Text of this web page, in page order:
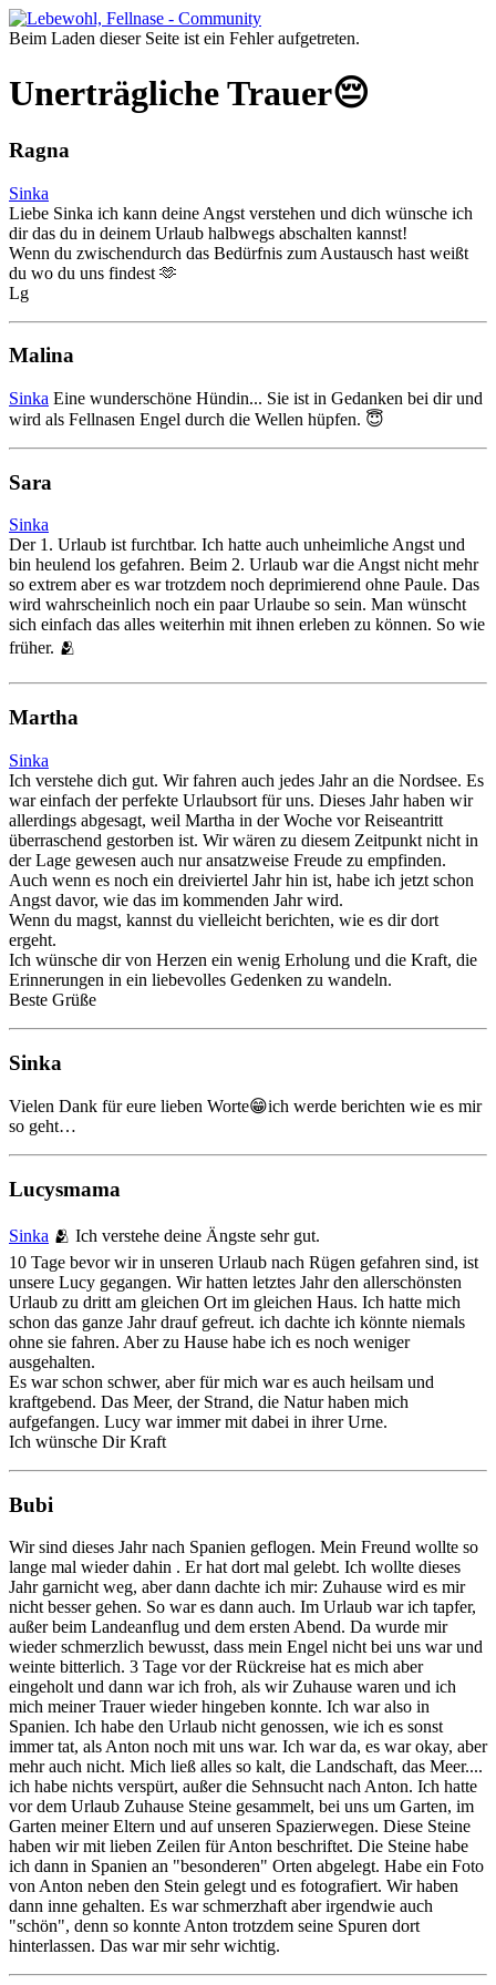
Beim Laden dieser Seite ist ein Fehler aufgetreten.
Unerträgliche Trauer😔
Ragna
Sinka
Liebe Sinka ich kann deine Angst verstehen und dich wünsche ich
dir das du in deinem Urlaub halbwegs abschalten kannst!
Wenn du zwischendurch das Bedürfnis zum Austausch hast weißt
du wo du uns findest 🫶
Lg
Malina
Sinka Eine wunderschöne Hündin... Sie ist in Gedanken bei dir und
wird als Fellnasen Engel durch die Wellen hüpfen. 😇
Sara
Sinka
Der 1. Urlaub ist furchtbar. Ich hatte auch unheimliche Angst und
bin heulend los gefahren. Beim 2. Urlaub war die Angst nicht mehr
so extrem aber es war trotzdem noch deprimierend ohne Paule. Das
wird wahrscheinlich noch ein paar Urlaube so sein. Man wünscht
sich einfach das alles weiterhin mit ihnen erleben zu können. So wie
früher. 🫂
Martha
Sinka
Ich verstehe dich gut. Wir fahren auch jedes Jahr an die Nordsee. Es
war einfach der perfekte Urlaubsort für uns. Dieses Jahr haben wir
allerdings abgesagt, weil Martha in der Woche vor Reiseantritt
überraschend gestorben ist. Wir wären zu diesem Zeitpunkt nicht in
der Lage gewesen auch nur ansatzweise Freude zu empfinden.
Auch wenn es noch ein dreiviertel Jahr hin ist, habe ich jetzt schon
Angst davor, wie das im kommenden Jahr wird.
Wenn du magst, kannst du vielleicht berichten, wie es dir dort
ergeht.
Ich wünsche dir von Herzen ein wenig Erholung und die Kraft, die
Erinnerungen in ein liebevolles Gedenken zu wandeln.
Beste Grüße
Sinka
Vielen Dank für eure lieben Worte😁ich werde berichten wie es mir
so geht…
Lucysmama
Sinka 🫂 Ich verstehe deine Ängste sehr gut.
10 Tage bevor wir in unseren Urlaub nach Rügen gefahren sind, ist
unsere Lucy gegangen. Wir hatten letztes Jahr den allerschönsten
Urlaub zu dritt am gleichen Ort im gleichen Haus. Ich hatte mich
schon das ganze Jahr drauf gefreut. ich dachte ich könnte niemals
ohne sie fahren. Aber zu Hause habe ich es noch weniger
ausgehalten.
Es war schon schwer, aber für mich war es auch heilsam und
kraftgebend. Das Meer, der Strand, die Natur haben mich
aufgefangen. Lucy war immer mit dabei in ihrer Urne.
Ich wünsche Dir Kraft
Bubi
Wir sind dieses Jahr nach Spanien geflogen. Mein Freund wollte so
lange mal wieder dahin . Er hat dort mal gelebt. Ich wollte dieses
Jahr garnicht weg, aber dann dachte ich mir: Zuhause wird es mir
nicht besser gehen. So war es dann auch. Im Urlaub war ich tapfer,
außer beim Landeanflug und dem ersten Abend. Da wurde mir
wieder schmerzlich bewusst, dass mein Engel nicht bei uns war und
weinte bitterlich. 3 Tage vor der Rückreise hat es mich aber
eingeholt und dann war ich froh, als wir Zuhause waren und ich
mich meiner Trauer wieder hingeben konnte. Ich war also in
Spanien. Ich habe den Urlaub nicht genossen, wie ich es sonst
immer tat, als Anton noch mit uns war. Ich war da, es war okay, aber
mehr auch nicht. Mich ließ alles so kalt, die Landschaft, das Meer....
ich habe nichts verspürt, außer die Sehnsucht nach Anton. Ich hatte
vor dem Urlaub Zuhause Steine gesammelt, bei uns um Garten, im
Garten meiner Eltern und auf unseren Spazierwegen. Diese Steine
haben wir mit lieben Zeilen für Anton beschriftet. Die Steine habe
ich dann in Spanien an "besonderen" Orten abgelegt. Habe ein Foto
von Anton neben den Stein gelegt und es fotografiert. Wir haben
dann inne gehalten. Es war schmerzhaft aber irgendwie auch
"schön", denn so konnte Anton trotzdem seine Spuren dort
hinterlassen. Das war mir sehr wichtig.